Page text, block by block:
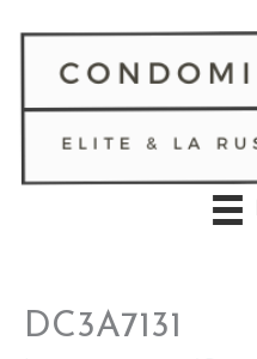
contenuto
DC3A7131